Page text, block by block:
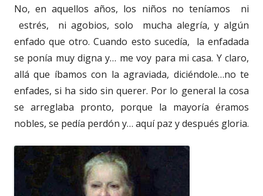
No, en aquellos años, los niños no teníamos ni
estrés, ni agobios, solo mucha alegría, y algún
enfado que otro. Cuando esto sucedía, la enfadada
se ponía muy digna y… me voy para mi casa. Y claro,
allá que íbamos con la agraviada, diciéndole…no te
enfades, si ha sido sin querer. Por lo general la cosa
se arreglaba pronto, porque la mayoría éramos
nobles, se pedía perdón y… aquí paz y después gloria.